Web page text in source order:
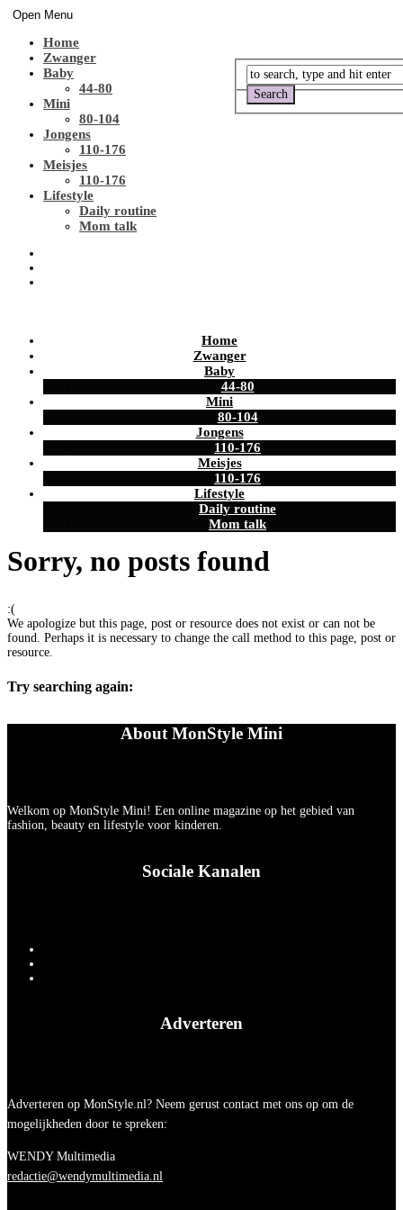
Open Menu
Home
Zwanger
Baby
44-80
Mini
80-104
Jongens
110-176
Meisjes
110-176
Lifestyle
Daily routine
Mom talk
Home
Zwanger
Baby
44-80
Mini
80-104
Jongens
110-176
Meisjes
110-176
Lifestyle
Daily routine
Mom talk
Sorry, no posts found
:(
We apologize but this page, post or resource does not exist or can not be
found. Perhaps it is necessary to change the call method to this page, post or
resource.
Try searching again:
About MonStyle Mini
Welkom op MonStyle Mini! Een online magazine op het gebied van
fashion, beauty en lifestyle voor kinderen.
Sociale Kanalen
Adverteren
Adverteren op MonStyle.nl? Neem gerust contact met ons op om de
mogelijkheden door te spreken:
WENDY Multimedia
redactie@wendymultimedia.nl